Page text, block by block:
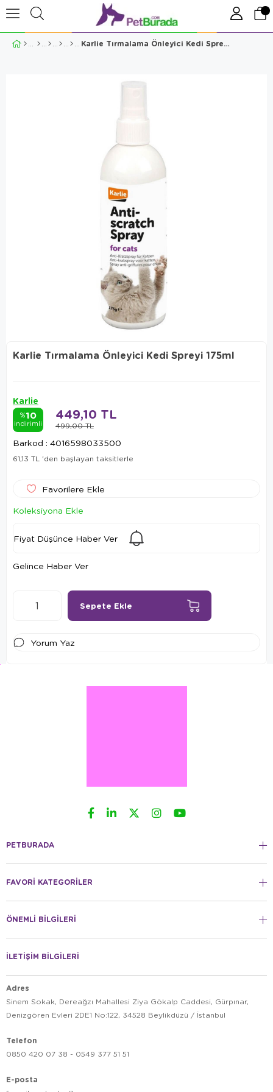
Karlie Tırmalama Önleyici Kedi Spreyi 175ml
Karlie Tırmalama Önleyici Kedi Spreyi 175ml
Karlie
%10
indirimli 499,00 TL
449,10 TL
Barkod : 4016598033500
61,13 TL 'den başlayan taksitlerle
Favorilere Ekle
Koleksiyona Ekle
Fiyat Düşünce Haber Ver
Gelince Haber Ver
Yorum Yaz
PETBURADA
FAVORİ KATEGORİLER
ÖNEMLİ BİLGİLERİ
İLETİŞİM BİLGİLERİ
Adres
Sinem Sokak, Dereağzı Mahallesi Ziya Gökalp Caddesi, Gürpınar,
Denizgören Evleri 2DE1 No:122, 34528 Beylikdüzü / İstanbul
Telefon
0850 420 07 38 - 0549 377 51 51
E-posta